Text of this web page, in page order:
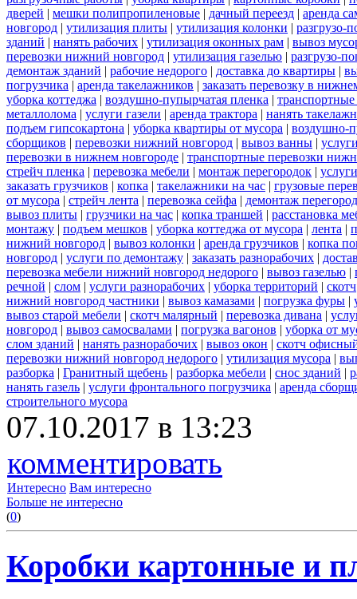
дверей | мешки полипропиленовые | дачный переезд | аренда
новгород | утилизация плиты | утилизация колонки | разгрузо-
зданий | нанять рабочих | утилизация оконных рам | вывоз
перевозки нижний новгород | утилизация газелью | разгрузо-
демонтаж зданий | рабочие недорого | доставка до квартиры |
погрузчика | аренда такелажников | заказать перевозку в
уборка коттеджа | воздушно-пупырчатая пленка | транспортные
металлолома | услуги газели | аренда трактора | нанять
подъем гипсокартона | уборка квартиры от мусора | воздушно-
сборщиков | перевозки нижний новгород | вывоз ванны |
перевозки в нижнем новгороде | транспортные перевозки
стрейч пленка | перевозка мебели | монтаж перегородок |
заказать грузчиков | копка | такелажники на час | грузовые
от мусора | стрейч лента | перевозка сейфа | демонтаж
вывоз плиты | грузчики на час | копка траншей | расстановка
монтажу | подъем мешков | уборка коттеджа от мусора | лента |
нижний новгород | вывоз колонки | аренда грузчиков | копка
новгород | услуги по демонтажу | заказать разнорабочих |
перевозка мебели нижний новгород недорого | вывоз газелью |
речной | слом | услуги разнорабочих | уборка территорий | скотч
нижний новгород частники | вывоз камазами | погрузка фуры |
вывоз старой мебели | скотч малярный | перевозка дивана |
новгород | вывоз самосвалами | погрузка вагонов | уборка от
слом зданий | нанять разнорабочих | вывоз окон | скотч
перевозки нижний новгород недорого | утилизация мусора |
разборка | Гранитный щебень | разборка мебели | снос зданий |
нанять газель | услуги фронтального погрузчика | аренда
строительного мусора
07.10.2017 в 13:23
комментировать
Интересно Вам интересно
Больше не интересно
(0)
Коробки картонные и